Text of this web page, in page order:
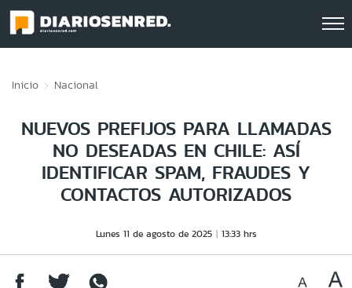
Inicio Nacional
NUEVOS PREFIJOS PARA LLAMADAS
NO DESEADAS EN CHILE: ASÍ
IDENTIFICAR SPAM, FRAUDES Y
CONTACTOS AUTORIZADOS
Lunes 11 de agosto de 2025 13:33 hrs